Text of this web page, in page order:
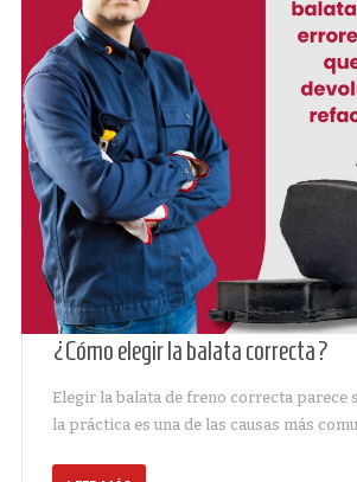
¿Cómo elegir la balata correcta?
Elegir la balata de freno correcta parece
la práctica es una de las causas más